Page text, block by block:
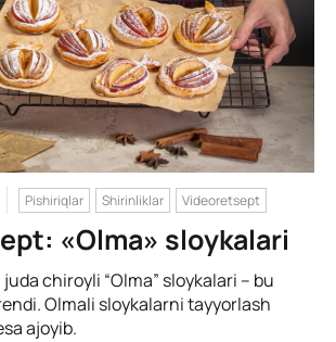
Pishiriqlar Shirinliklar Videoretsept
«Olma» sloykalari
chiroyli “Olma” sloykalari – bu
Olmali sloykalarni tayyorlash
ajoyib.